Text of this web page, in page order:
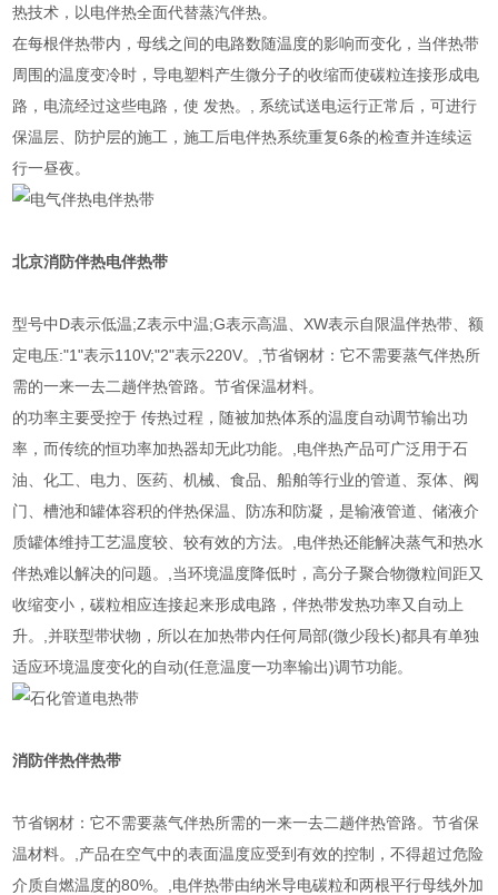
热技术，以电伴热全面代替蒸汽伴热。
在每根伴热带内，母线之间的电路数随温度的影响而变化，当伴热带
周围的温度变冷时，导电塑料产生微分子的收缩而使碳粒连接形成电
路，电流经过这些电路，使 发热。, 系统试送电运行正常后，可进行
保温层、防护层的施工，施工后电伴热系统重复6条的检查并连续运
行一昼夜。
北京消防伴热电伴热带
型号中D表示低温;Z表示中温;G表示高温、XW表示自限温伴热带、额
定电压:"1"表示110V;"2"表示220V。,节省钢材：它不需要蒸气伴热所
需的一来一去二趟伴热管路。节省保温材料。
的功率主要受控于 传热过程，随被加热体系的温度自动调节输出功
率，而传统的恒功率加热器却无此功能。,电伴热产品可广泛用于石
油、化工、电力、医药、机械、食品、船舶等行业的管道、泵体、阀
门、槽池和罐体容积的伴热保温、防冻和防凝，是输液管道、储液介
质罐体维持工艺温度较、较有效的方法。,电伴热还能解决蒸气和热水
伴热难以解决的问题。,当环境温度降低时，高分子聚合物微粒间距又
收缩变小，碳粒相应连接起来形成电路，伴热带发热功率又自动上
升。,并联型带状物，所以在加热带内任何局部(微少段长)都具有单独
适应环境温度变化的自动(任意温度一功率输出)调节功能。
消防伴热伴热带
节省钢材：它不需要蒸气伴热所需的一来一去二趟伴热管路。节省保
温材料。,产品在空气中的表面温度应受到有效的控制，不得超过危险
介质自燃温度的80%。,电伴热带由纳米导电碳粒和两根平行母线外加